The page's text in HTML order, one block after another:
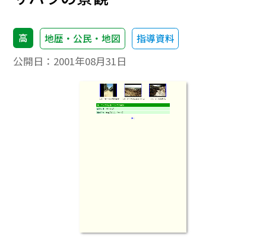
高 地歴・公民・地図 指導資料
公開日： 2001年08月31日